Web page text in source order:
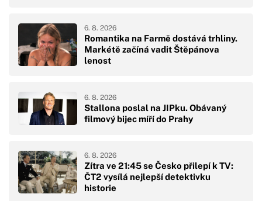
Romantika na Farmě dostává trhliny.
Markétě začíná vadit Štěpánova
lenost
6. 8. 2026
Stallona poslal na JIPku. Obávaný
filmový bijec míří do Prahy
6. 8. 2026
Zítra ve 21:45 se Česko přilepí k TV:
ČT2 vysílá nejlepší detektivku
historie
6. 8. 2026